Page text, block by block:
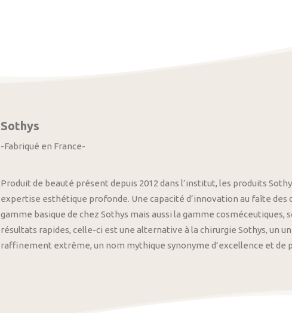
Sothys
-Fabriqué en France-
Produit de beauté présent depuis 2012 dans l’institut, les produits
expertise esthétique profonde. Une capacité d’innovation au faîte
gamme basique de chez Sothys mais aussi la gamme
résultats rapides, celle-ci est une alternative à la chirurgie Sothys, un
raffinement extrême, un nom mythique synonyme d’excellence et de